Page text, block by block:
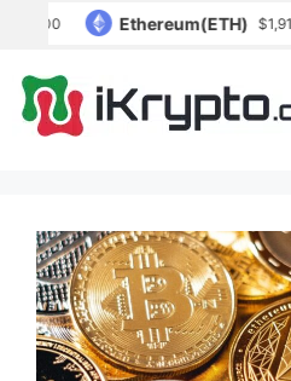
Přeskočit
obsah
Ethereum(ETH)